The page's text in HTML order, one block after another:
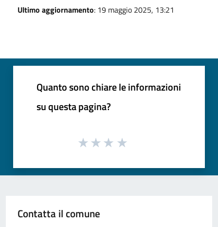
Ultimo aggiornamento: 19 maggio 2025, 13:21
Quanto sono chiare le informazioni
su questa pagina?
Contatta il comune